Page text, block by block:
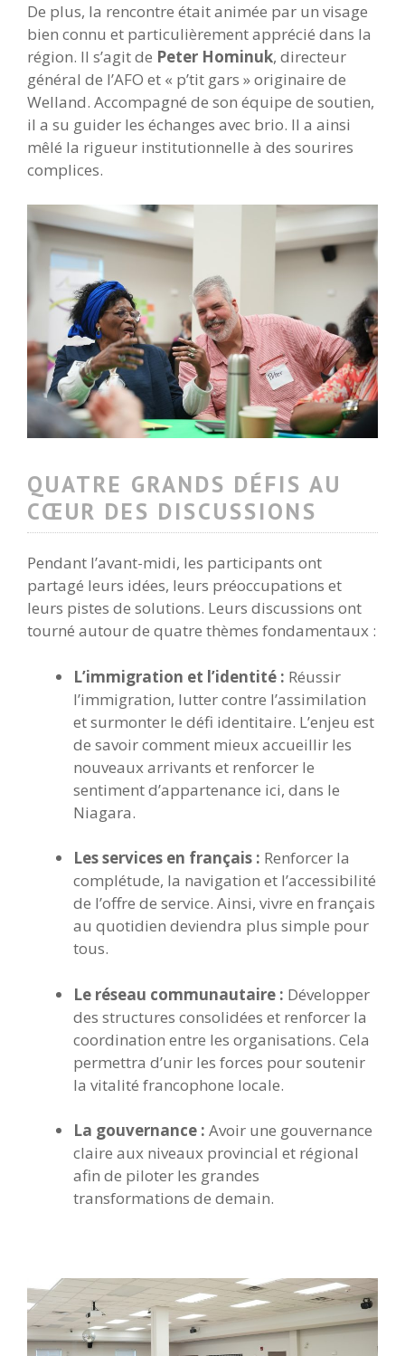
De plus, la rencontre était animée par un visage
bien connu et particulièrement apprécié dans la
région. Il s’agit de Peter Hominuk, directeur
général de l’AFO et « p’tit gars » originaire de
Welland. Accompagné de son équipe de soutien,
il a su guider les échanges avec brio. Il a ainsi
mêlé la rigueur institutionnelle à des sourires
complices.
QUATRE GRANDS DÉFIS AU
CŒUR DES DISCUSSIONS
Pendant l’avant-midi, les participants ont
partagé leurs idées, leurs préoccupations et
leurs pistes de solutions. Leurs discussions ont
tourné autour de quatre thèmes fondamentaux :
L’immigration et l’identité : Réussir
l’immigration, lutter contre l’assimilation
et surmonter le défi identitaire. L’enjeu est
de savoir comment mieux accueillir les
nouveaux arrivants et renforcer le
sentiment d’appartenance ici, dans le
Niagara.
Les services en français : Renforcer la
complétude, la navigation et l’accessibilité
de l’offre de service. Ainsi, vivre en français
au quotidien deviendra plus simple pour
tous.
Le réseau communautaire : Développer
des structures consolidées et renforcer la
coordination entre les organisations. Cela
permettra d’unir les forces pour soutenir
la vitalité francophone locale.
La gouvernance : Avoir une gouvernance
claire aux niveaux provincial et régional
afin de piloter les grandes
transformations de demain.